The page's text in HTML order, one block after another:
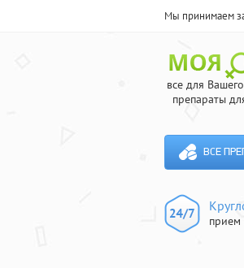
Мы принимаем
все для
препараты
ВСЕ
прием